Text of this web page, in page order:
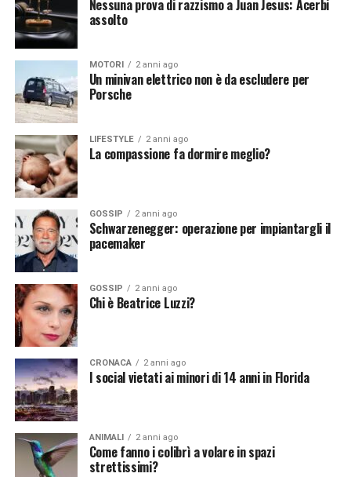
Continua a leggere su atuttonotizie.it
Vuoi essere sempre aggiornato e ricevere le principali
notizie del giorno? Iscriviti alla nostra Newsletter
Continua a leggere su atuttonotizie.it
Vuoi essere sempre aggiornato e ricevere le principali
notizie del giorno? Iscriviti alla nostra Newsletter
Nessuna prova di razzismo a Juan Jesus: Acerbi
assolto
MOTORI 2 anni ago
Un minivan elettrico non è da escludere per
Porsche
LIFESTYLE 2 anni ago
La compassione fa dormire meglio?
GOSSIP 2 anni ago
Schwarzenegger: operazione per impiantargli il
pacemaker
GOSSIP 2 anni ago
Chi è Beatrice Luzzi?
CRONACA 2 anni ago
I social vietati ai minori di 14 anni in Florida
ANIMALI 2 anni ago
Come fanno i colibrì a volare in spazi
strettissimi?